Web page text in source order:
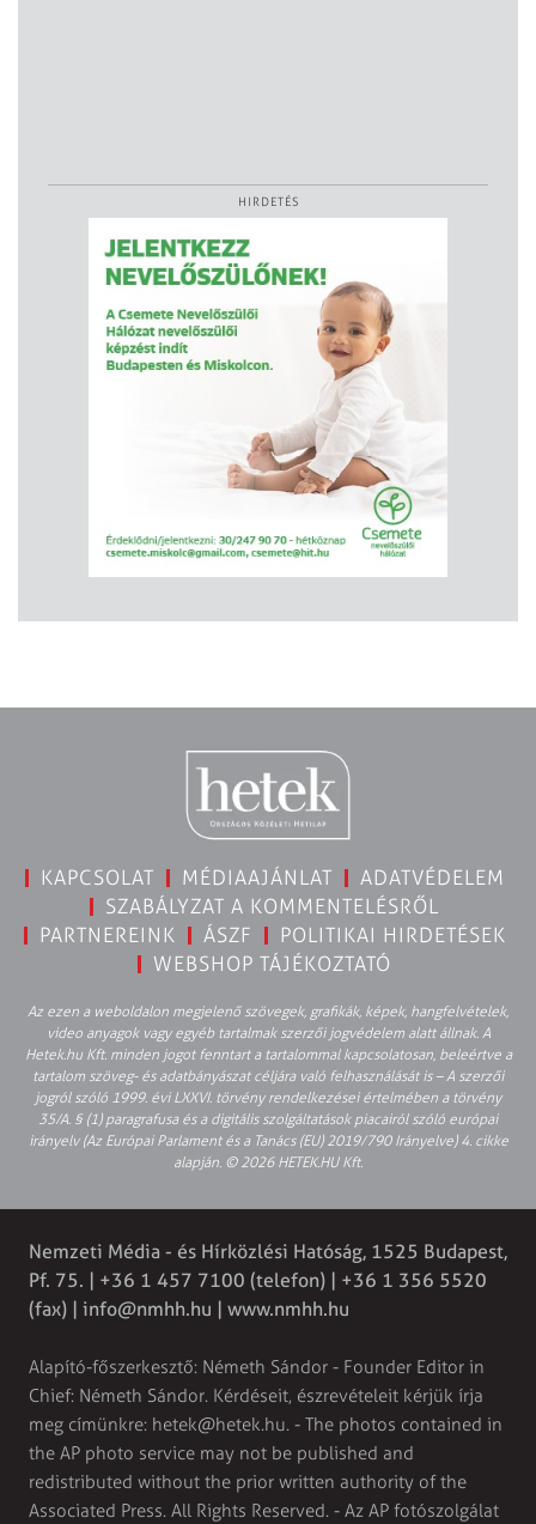
HIRDETÉS
KAPCSOLAT MÉDIAAJÁNLAT
ADATVÉDELEM
SZABÁLYZAT A KOMMENTELÉSRŐL
PARTNEREINK
ÁSZF
POLITIKAI HIRDETÉSEK
WEBSHOP TÁJÉKOZTATÓ
Az ezen a weboldalon megjelenő szövegek, grafikák, képek, hangfelvételek,
video anyagok vagy egyéb tartalmak szerzői jogvédelem alatt állnak. A
Hetek.hu Kft. minden jogot fenntart a tartalommal kapcsolatosan, beleértve a
tartalom szöveg- és adatbányászat céljára való felhasználását is – A szerzői
jogról szóló 1999. évi LXXVI. törvény rendelkezései értelmében a törvény
35/A. § (1) paragrafusa és a digitális szolgáltatások piacairól szóló európai
irányelv (Az Európai Parlament és a Tanács (EU) 2019/790 Irányelve) 4. cikke
alapján. © 2026 HETEK.HU Kft.
Nemzeti Média - és Hírközlési Hatóság, 1525 Budapest,
Pf. 75. | +36 1 457 7100 (telefon) | +36 1 356 5520
(fax) | info@nmhh.hu | www.nmhh.hu
Alapító-főszerkesztő: Németh Sándor - Founder Editor in
Chief: Németh Sándor. Kérdéseit, észrevételeit kérjük írja
meg címünkre: hetek@hetek.hu. - The photos contained in
the AP photo service may not be published and
redistributed without the prior written authority of the
Associated Press. All Rights Reserved. - Az AP fotószolgálat